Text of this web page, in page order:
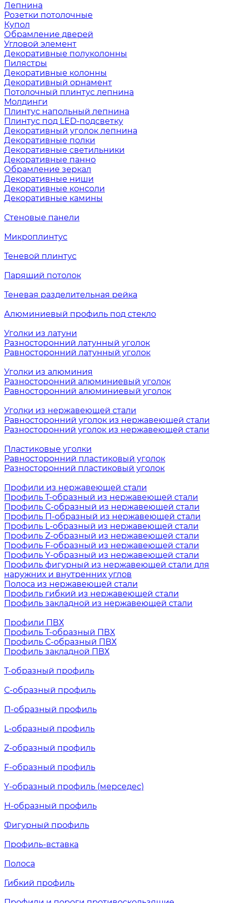
Лепнина
Розетки потолочные
Купол
Обрамление дверей
Угловой элемент
Декоративные полуколонны
Пилястры
Декоративные колонны
Декоративный орнамент
Потолочный плинтус лепнина
Молдинги
Плинтус напольный лепнина
Плинтус под LED-подсветку
Декоративный уголок лепнина
Декоративные полки
Декоративные светильники
Декоративные панно
Обрамление зеркал
Декоративные ниши
Декоративные консоли
Декоративные камины
Стеновые панели
Микроплинтус
Теневой плинтус
Парящий потолок
Теневая разделительная рейка
Алюминиевый профиль под стекло
Уголки из латуни
Разносторонний латунный уголок
Равносторонний латунный уголок
Уголки из алюминия
Разносторонний алюминиевый уголок
Равносторонний алюминиевый уголок
Уголки из нержавеющей стали
Равносторонний уголок из нержавеющей стали
Разносторонний уголок из нержавеющей стали
Пластиковые уголки
Равносторонний пластиковый уголок
Разносторонний пластиковый уголок
Профили из нержавеющей стали
Профиль Т-образный из нержавеющей стали
Профиль С-образный из нержавеющей стали
Профиль П-образный из нержавеющей стали
Профиль L-образный из нержавеющей стали
Профиль Z-образный из нержавеющей стали
Профиль F-образный из нержавеющей стали
Профиль Y-образный из нержавеющей стали
Профиль фигурный из нержавеющей стали для
наружних и внутренних углов
Полоса из нержавеющей стали
Профиль гибкий из нержавеющей стали
Профиль закладной из нержавеющей стали
Профили ПВХ
Профиль Т-образный ПВХ
Профиль С-образный ПВХ
Профиль закладной ПВХ
Т-образный профиль
С-образный профиль
П-образный профиль
L-образный профиль
Z-образный профиль
F-образный профиль
Y-образный профиль (мерседес)
H-образный профиль
Фигурный профиль
Профиль-вставка
Полоса
Гибкий профиль